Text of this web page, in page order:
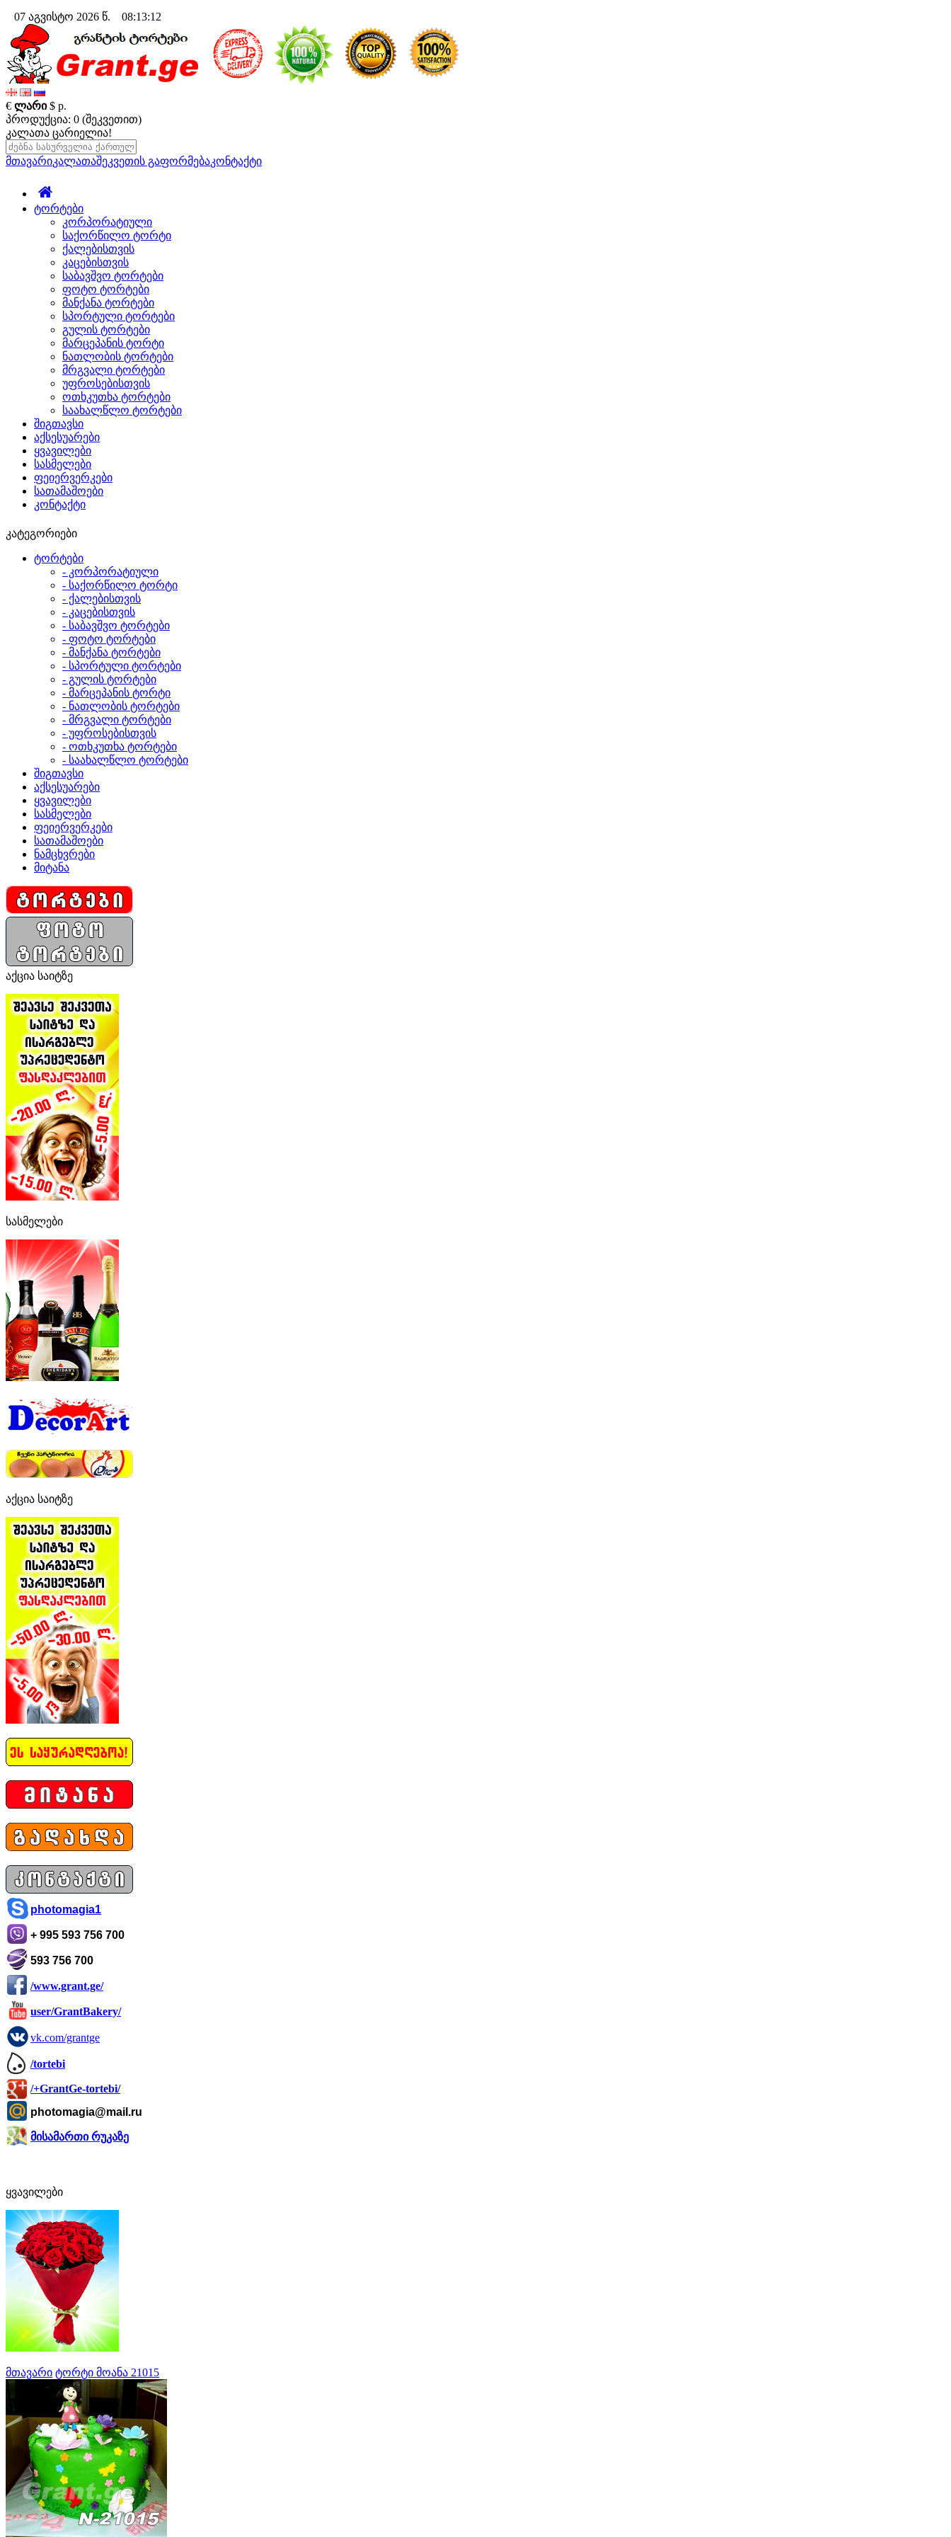
07 აგვისტო 2026 წ. 08:13:13
€ ლარი $ р.
პროდუქცია: 0 (შეკვეთით)
კალათა ცარიელია!
მთავარიკალათაშეკვეთის გაფორმებაკონტაქტი
ტორტები
კორპორატიული
საქორწილო ტორტი
ქალებისთვის
კაცებისთვის
საბავშვო ტორტები
ფოტო ტორტები
მანქანა ტორტები
სპორტული ტორტები
გულის ტორტები
მარცეპანის ტორტი
ნათლობის ტორტები
მრგვალი ტორტები
უფროსებისთვის
ოთხკუთხა ტორტები
საახალწლო ტორტები
შიგთავსი
აქსესუარები
ყვავილები
სასმელები
ფეიერვერკები
სათამაშოები
კონტაქტი
კატეგორიები
ტორტები
- კორპორატიული
- საქორწილო ტორტი
- ქალებისთვის
- კაცებისთვის
- საბავშვო ტორტები
- ფოტო ტორტები
- მანქანა ტორტები
- სპორტული ტორტები
- გულის ტორტები
- მარცეპანის ტორტი
- ნათლობის ტორტები
- მრგვალი ტორტები
- უფროსებისთვის
- ოთხკუთხა ტორტები
- საახალწლო ტორტები
შიგთავსი
აქსესუარები
ყვავილები
სასმელები
ფეიერვერკები
სათამაშოები
ნამცხვრები
მიტანა
აქცია საიტზე
სასმელები
აქცია საიტზე
photomagia1
+ 995 593 756 700
593 756 700
/www.grant.ge/
user/GrantBakery/
vk.com/grantge
/tortebi
/+GrantGe-tortebi/
photomagia@mail.ru
მისამართი რუკაზე
ყვავილები
მთავარი ტორტი მოანა 21015